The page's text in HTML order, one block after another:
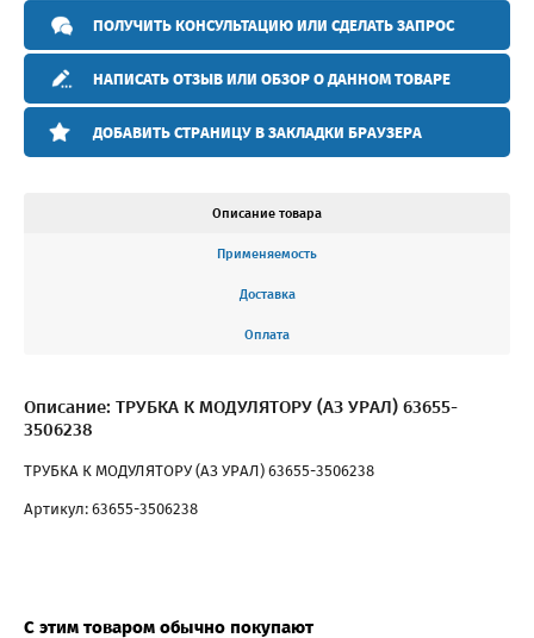
ПОЛУЧИТЬ КОНСУЛЬТАЦИЮ ИЛИ СДЕЛАТЬ ЗАПРОС
НАПИСАТЬ ОТЗЫВ ИЛИ ОБЗОР О ДАННОМ ТОВАРЕ
ДОБАВИТЬ СТРАНИЦУ В ЗАКЛАДКИ БРАУЗЕРА
Описание товара
Применяемость
Доставка
Оплата
Описание: ТРУБКА К МОДУЛЯТОРУ (АЗ УРАЛ) 63655-
3506238
ТРУБКА К МОДУЛЯТОРУ (АЗ УРАЛ) 63655-3506238
Артикул: 63655-3506238
С этим товаром обычно покупают